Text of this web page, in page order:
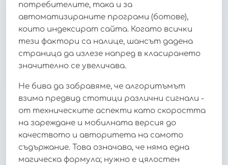
потребителите, така и за
автоматизираните програми (ботове),
които индексират сайта. Когато всички
тези фактори са налице, шансът дадена
страница да излезе напред в класирането
значително се увеличава.
Не бива да забравяме, че алгоритъмът
взима предвид стотици различни сигнали -
от техническите аспекти като скоростта
на зареждане и мобилната версия до
качеството и авторитета на самото
съдържание. Това означава, че няма една
магическа формула; нужно е цялостен